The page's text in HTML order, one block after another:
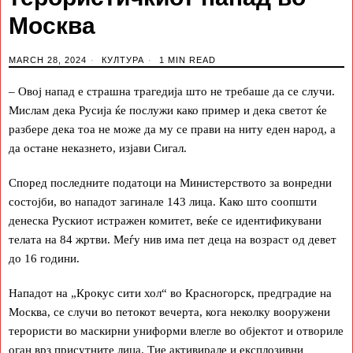
Москва
MARCH 28, 2024 КУЛТУРА 1 MIN READ
– Овој напад е страшна трагедија што не требаше да се случи.
Мислам дека Русија ќе послужи како пример и дека светот ќе
разбере дека тоа не може да му се прави на ниту еден народ, а
да остане неказнето, изјави Сигал.
Според последните податоци на Министерството за вонредни
состојби, во нападот загинале 143 лица. Како што соопшти
денеска Рускиот истражен комитет, веќе се идентификувани
телата на 84 жртви. Меѓу нив има пет деца на возраст од девет
до 16 години.
Нападот на „Крокус сити хол“ во Красногорск, предградие на
Москва, се случи во петокот вечерта, кога неколку вооружени
терористи во маскирни униформи влегле во објектот и отвориле
оган врз присутните лица. Тие активирале и експлозивни